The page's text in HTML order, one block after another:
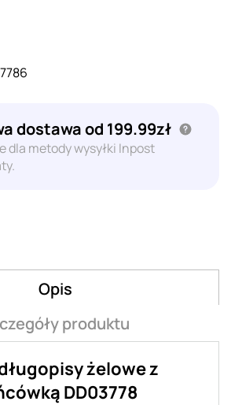
dostawa od 199.99zł
dla metody wysyłki Inpost
Opis
produktu
żelowe z
DD03778